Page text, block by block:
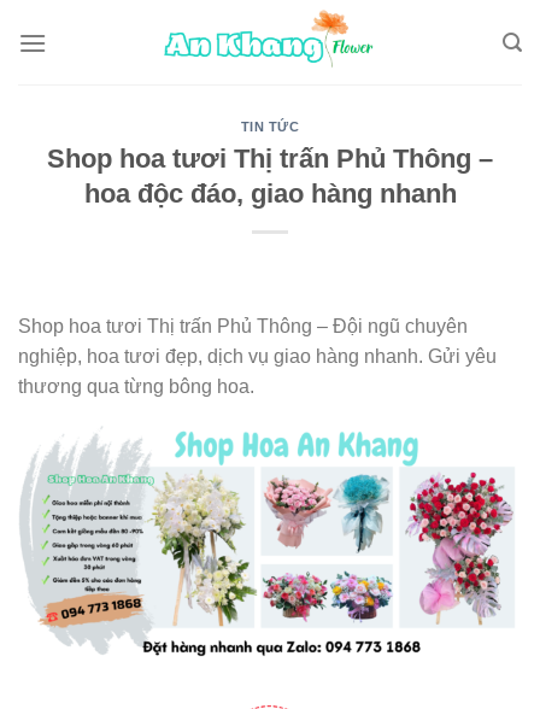
TIN TỨC
Shop hoa tươi Thị trấn Phủ Thông –
hoa độc đáo, giao hàng nhanh
Shop hoa tươi Thị trấn Phủ Thông – Đội ngũ chuyên
nghiệp, hoa tươi đẹp, dịch vụ giao hàng nhanh. Gửi yêu
thương qua từng bông hoa.